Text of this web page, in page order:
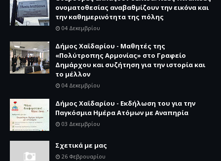
ονοματοθεσίας αναβαθμίζουν την εικόνα και
την καθημερινότητα της πόλης
04 Δεκεμβρίου
Δήμος Χαϊδαρίου - Μαθητές της
«Πολύτροπης Αρμονίας» στο Γραφείο
Δημάρχου και συζήτηση για την ιστορία και
το μέλλον
04 Δεκεμβρίου
Δήμος Χαϊδαρίου - Εκδήλωση του για την
Παγκόσμια Ημέρα Ατόμων με Αναπηρία
03 Δεκεμβρίου
Σχετικά με μας
26 Φεβρουαρίου